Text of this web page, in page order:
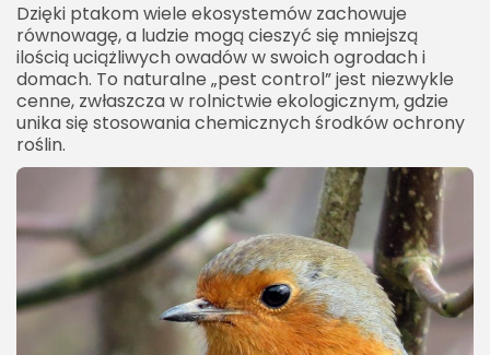
Dzięki ptakom wiele ekosystemów zachowuje
równowagę, a ludzie mogą cieszyć się mniejszą
ilością uciążliwych owadów w swoich ogrodach i
domach. To naturalne „pest control” jest niezwykle
cenne, zwłaszcza w rolnictwie ekologicznym, gdzie
unika się stosowania chemicznych środków ochrony
roślin.